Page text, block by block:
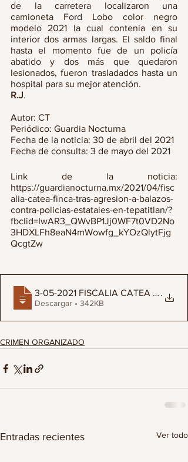
de la carretera localizaron una
camioneta Ford Lobo color negro
modelo 2021 la cual contenía en su
interior dos armas largas. El saldo final
hasta el momento fue de un policía
abatido y dos más que quedaron
lesionados, fueron trasladados hasta un
hospital para su mejor atención.
R.J.
Autor: CT
Periódico: Guardia Nocturna
Fecha de la noticia: 30 de abril del 2021
Fecha de consulta: 3 de mayo del 2021
Link de la noticia:
https://guardianocturna.mx/2021/04/fisc
alia-catea-finca-tras-agresion-a-balazos-
contra-policias-estatales-en-tepatitlan/?
fbclid=IwAR3_QWvBP1Jj0WF7t0VD2No
3HDXLFh8eaN4mWowfg_kYOzQlytFjg
QcgtZw
3-05-2021 FISCALIA CATEA FINCA
.
Descargar • 342KB
CRIMEN ORGANIZADO
Entradas recientes Ver todo